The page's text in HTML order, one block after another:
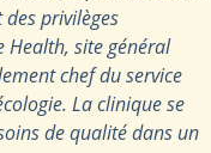
privilèges
Health, site général
chef du service
La clinique se
de qualité dans un